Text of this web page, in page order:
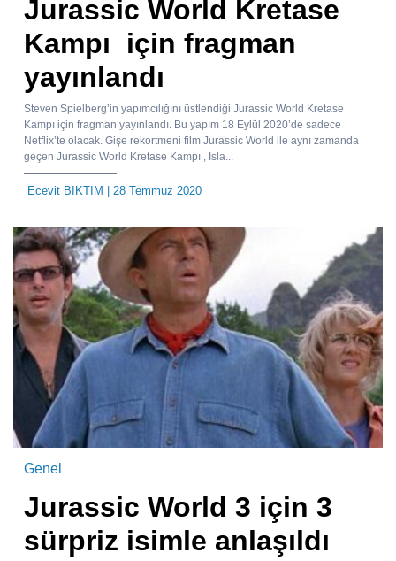
Jurassic World Kretase
Kampı için fragman
yayınlandı
Steven Spielberg’in yapımcılığını üstlendiği Jurassic World Kretase
Kampı için fragman yayınlandı. Bu yapım 18 Eylül 2020’de sadece
Netflix’te olacak. Gişe rekortmeni film Jurassic World ile aynı zamanda
geçen Jurassic World Kretase Kampı , Isla...
Ecevit BIKTIM | 28 Temmuz 2020
Genel
Jurassic World 3 için 3
sürpriz isimle anlaşıldı